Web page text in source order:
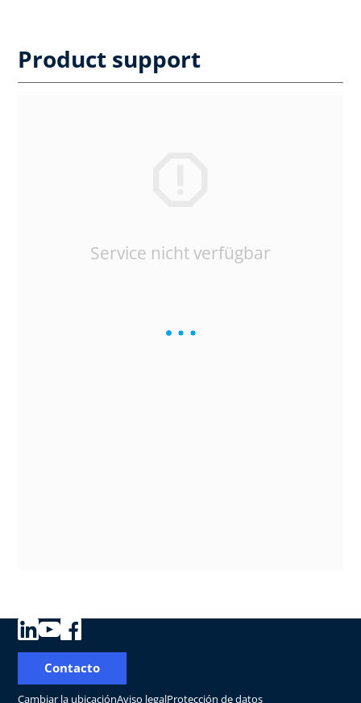
Product support
Service nicht verfügbar
Cambiar la ubicaciónAviso legalProtección de datos
Contacto